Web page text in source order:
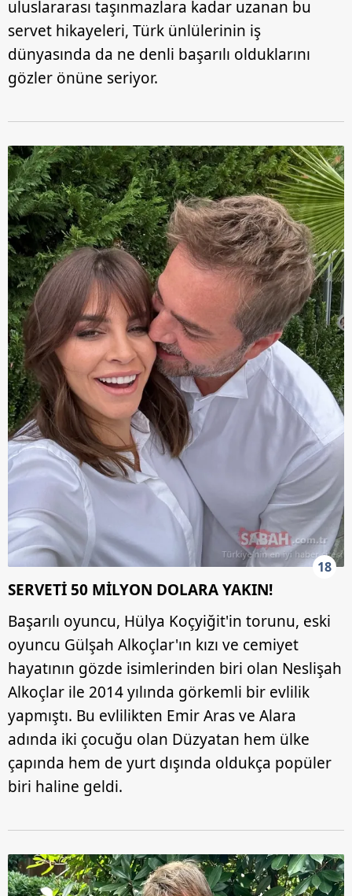
uluslararası taşınmazlara kadar uzanan bu
servet hikayeleri, Türk ünlülerinin iş
dünyasında da ne denli başarılı olduklarını
gözler önüne seriyor.
18
SERVETİ 50 MİLYON DOLARA YAKIN!
Başarılı oyuncu, Hülya Koçyiğit'in torunu, eski
oyuncu Gülşah Alkoçlar'ın kızı ve cemiyet
hayatının gözde isimlerinden biri olan Neslişah
Alkoçlar ile 2014 yılında görkemli bir evlilik
yapmıştı. Bu evlilikten Emir Aras ve Alara
adında iki çocuğu olan Düzyatan hem ülke
çapında hem de yurt dışında oldukça popüler
biri haline geldi.